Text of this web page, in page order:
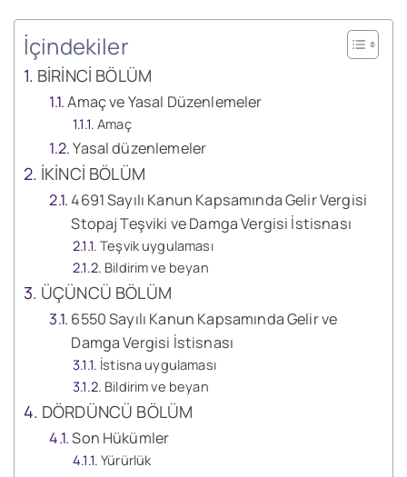
İçindekiler
BİRİNCİ BÖLÜM
Amaç ve Yasal Düzenlemeler
Amaç
Yasal düzenlemeler
İKİNCİ BÖLÜM
4691 Sayılı Kanun Kapsamında Gelir Vergisi
Stopaj Teşviki ve Damga Vergisi İstisnası
Teşvik uygulaması
Bildirim ve beyan
ÜÇÜNCÜ BÖLÜM
6550 Sayılı Kanun Kapsamında Gelir ve
Damga Vergisi İstisnası
İstisna uygulaması
Bildirim ve beyan
DÖRDÜNCÜ BÖLÜM
Son Hükümler
Yürürlük